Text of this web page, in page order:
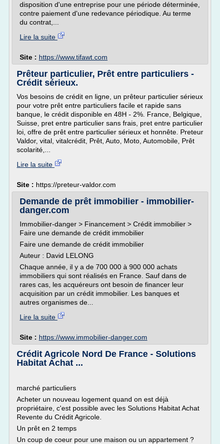
disposition d'une entreprise pour une période déterminée,
contre paiement d'une redevance périodique. Au terme
du contrat,...
Lire la suite
Site : https://www.tifawt.com
Prêteur particulier, Prêt entre particuliers -
Crédit sérieux.
Vos besoins de crédit en ligne, un prêteur particulier sérieux
pour votre prêt entre particuliers facile et rapide sans
banque, le crédit disponible en 48H - 2%. France, Belgique,
Suisse, pret entre particulier sans frais, pret entre particulier
loi, offre de prêt entre particulier sérieux et honnête. Preteur
Valdor, vital, vitalcrédit, Prêt, Auto, Moto, Automobile, Prêt
scolarité,...
Lire la suite
Site : https://preteur-valdor.com
Demande de prêt immobilier - immobilier-
danger.com
Immobilier-danger > Financement > Crédit immobilier >
Faire une demande de crédit immobilier
Faire une demande de crédit immobilier
Auteur : David LELONG
Chaque année, il y a de 700 000 à 900 000 achats
immobiliers qui sont réalisés en France. Sauf dans de
rares cas, les acquéreurs ont besoin de financer leur
acquisition par un crédit immobilier. Les banques et
autres organismes de...
Lire la suite
Site : https://www.immobilier-danger.com
Crédit Agricole Nord De France - Solutions
Habitat Achat ...
marché particuliers
Acheter un nouveau logement quand on est déjà
propriétaire, c'est possible avec les Solutions Habitat Achat
Revente du Crédit Agricole.
Un prêt en 2 temps
Un coup de coeur pour une maison ou un appartement ?